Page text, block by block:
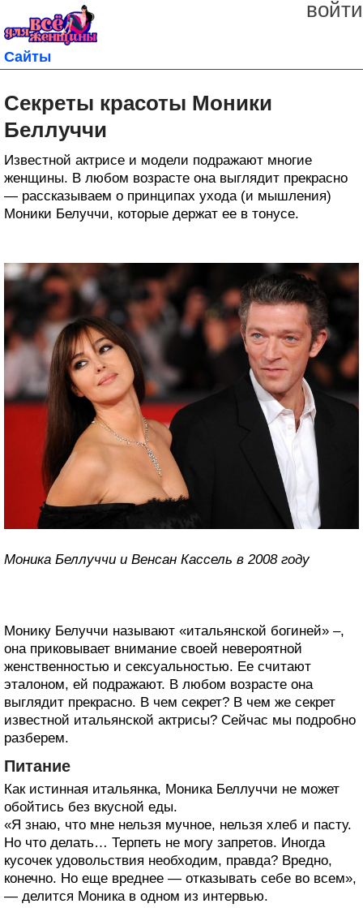
войти
Сайты
Секреты красоты Моники
Беллуччи
Известной актрисе и модели подражают многие
женщины. В любом возрасте она выглядит прекрасно
— рассказываем о принципах ухода (и мышления)
Моники Белуччи, которые держат ее в тонусе.
Моника Беллуччи и Венсан Кассель в 2008 году
Монику Белуччи называют «итальянской богиней» –,
она приковывает внимание своей невероятной
женственностью и сексуальностью. Ее считают
эталоном, ей подражают. В любом возрасте она
выглядит прекрасно. В чем секрет? В чем же секрет
известной итальянской актрисы? Сейчас мы подробно
разберем.
Питание
Как истинная итальянка, Моника Беллуччи не может
обойтись без вкусной еды.
«Я знаю, что мне нельзя мучное, нельзя хлеб и пасту.
Но что делать… Терпеть не могу запретов. Иногда
кусочек удовольствия необходим, правда? Вредно,
конечно. Но еще вреднее — отказывать себе во всем»,
— делится Моника в одном из интервью.